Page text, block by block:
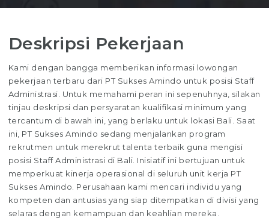
Deskripsi Pekerjaan
Kami dengan bangga memberikan informasi lowongan
pekerjaan terbaru dari PT Sukses Amindo untuk posisi Staff
Administrasi. Untuk memahami peran ini sepenuhnya, silakan
tinjau deskripsi dan persyaratan kualifikasi minimum yang
tercantum di bawah ini, yang berlaku untuk lokasi Bali. Saat
ini, PT Sukses Amindo sedang menjalankan program
rekrutmen untuk merekrut talenta terbaik guna mengisi
posisi Staff Administrasi di Bali. Inisiatif ini bertujuan untuk
memperkuat kinerja operasional di seluruh unit kerja PT
Sukses Amindo. Perusahaan kami mencari individu yang
kompeten dan antusias yang siap ditempatkan di divisi yang
selaras dengan kemampuan dan keahlian mereka.